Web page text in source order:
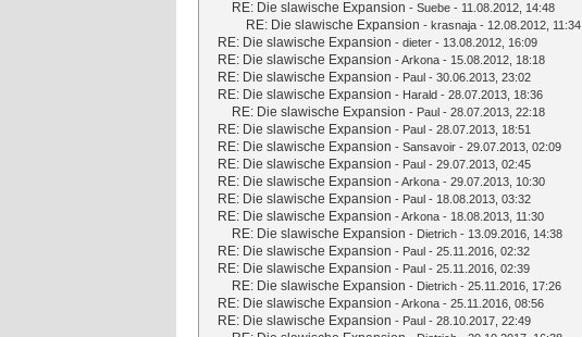
RE: Die slawische Expansion - Suebe - 11.08.2012, 14:48
RE: Die slawische Expansion - krasnaja - 12.08.2012, 11:34
RE: Die slawische Expansion - dieter - 13.08.2012, 16:09
RE: Die slawische Expansion -Arkona - 15.08.2012, 18:18
RE: Die slawische Expansion - Paul - 30.06.2013, 23:02
RE: Die slawische Expansion - Harald - 28.07.2013, 18:36
RE: Die slawische Expansion - Paul - 28.07.2013, 22:18
RE: Die slawische Expansion - Paul - 28.07.2013, 18:51
RE: Die slawische Expansion - Sansavoir - 29.07.2013, 02:09
RE: Die slawische Expansion - Paul - 29.07.2013, 02:45
RE: Die slawische Expansion -Arkona - 29.07.2013, 10:30
RE: Die slawische Expansion - Paul - 18.08.2013, 03:32
RE: Die slawische Expansion -Arkona - 18.08.2013, 11:30
RE: Die slawische Expansion - Dietrich - 13.09.2016, 14:38
RE: Die slawische Expansion - Paul - 25.11.2016, 02:32
RE: Die slawische Expansion - Paul - 25.11.2016, 02:39
RE: Die slawische Expansion - Dietrich - 25.11.2016, 17:26
RE: Die slawische Expansion -Arkona - 25.11.2016, 08:56
RE: Die slawische Expansion - Paul - 28.10.2017, 22:49